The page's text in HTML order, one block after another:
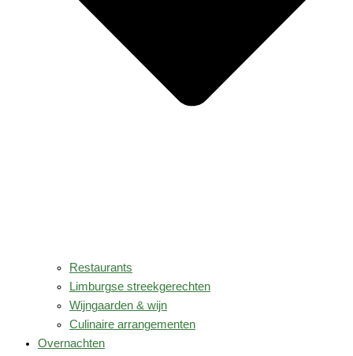
Restaurants
Limburgse streekgerechten
Wijngaarden & wijn
Culinaire arrangementen
Overnachten